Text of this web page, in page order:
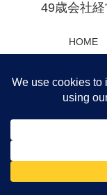
49歳会社
HOME
Privacy